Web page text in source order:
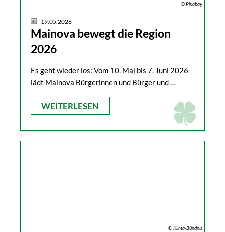
© Pixabay
19.05.2026
Mainova bewegt die Region
2026
Es geht wieder los: Vom 10. Mai bis 7. Juni 2026
lädt Mainova Bürgerinnen und Bürger und …
WEITERLESEN
© Klima-Bündnis